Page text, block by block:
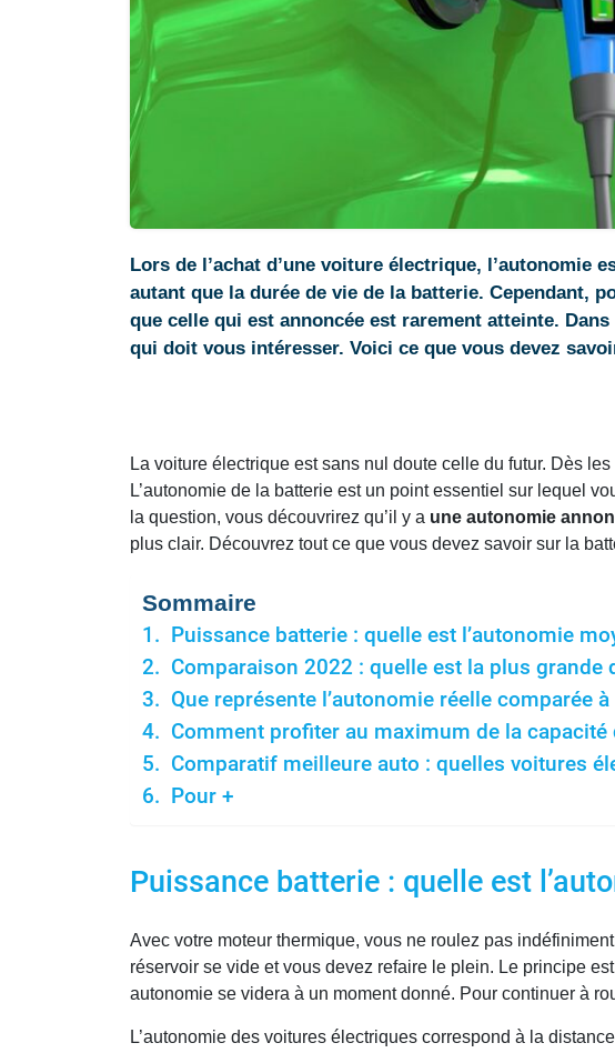
Lors de l’achat d’une voiture électrique, l’autonomie
autant que la durée de vie de la batterie. Cependant,
que celle qui est annoncée est rarement atteinte.
qui doit vous intéresser. Voici ce que vous devez
La voiture électrique est sans nul doute celle du futur. Dès
L’autonomie de la batterie est un point essentiel sur lequel
la question, vous découvrirez qu’il y a une autonomie
plus clair. Découvrez tout ce que vous devez savoir sur la
Sommaire
Puissance batterie : quelle est l’autonomie
Comparaison 2022 : quelle est la plus grande
Que représente l’autonomie réelle comparée
Comment profiter au maximum de la capacité
Comparatif meilleure auto : quelles voitures
Pour +
Puissance batterie : quelle est
Avec votre moteur thermique, vous ne roulez pas
réservoir se vide et vous devez refaire le plein. Le principe
autonomie se videra à un moment donné. Pour continuer à
L’autonomie des voitures électriques correspond à la